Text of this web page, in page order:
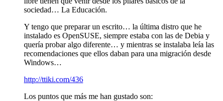
sociedad… La Educación.
Y tengo que preparar un escrito… la última distro que he
instalado es OpenSUSE, siempre estaba con las de Debia y
quería probar algo diferente… y mientras se instalaba leía las
recomendaciones que ellos daban para una migración desde
Windows…
http://ttiki.com/436
Los puntos que más me han gustado son: